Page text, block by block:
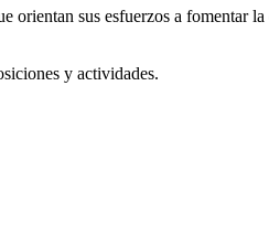
sus esfuerzos a fomentar
y actividades.